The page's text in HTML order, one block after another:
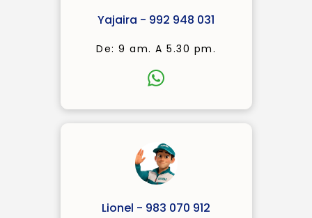
Yajaira - 992 948 031
De: 9 am. A 5.30 pm.
Lionel - 983 070 912